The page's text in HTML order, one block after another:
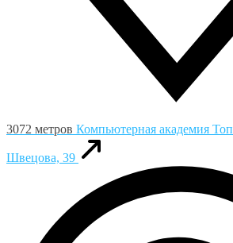
3072 метров Компьютерная академия Toп
Швецова, 39